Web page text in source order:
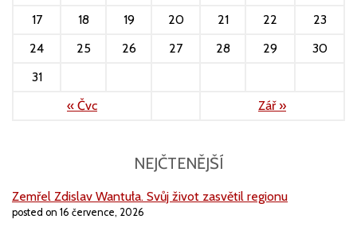
17
18 19 20 21 22
23
24
25 26 27 28 29
30
31
« Čvc
Zář »
NEJČTENĚJŠÍ
Zemřel Zdislav Wantuła. Svůj život zasvětil regionu
posted on 16 července, 2026